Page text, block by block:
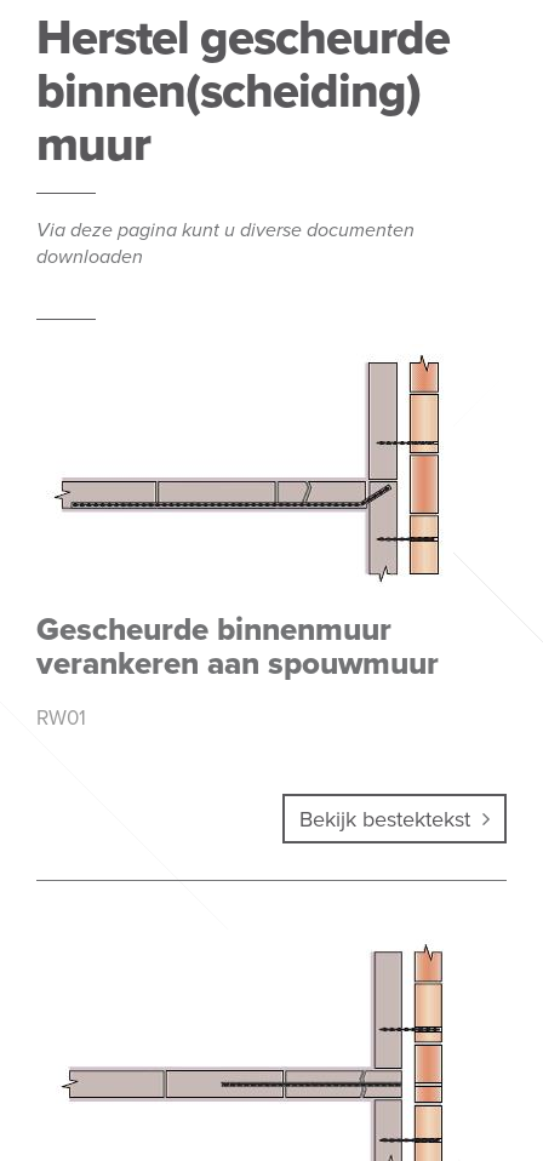
Herstel gescheurde
binnen(scheiding)
muur
Via deze pagina kunt u diverse documenten
downloaden
Gescheurde binnenmuur
verankeren aan spouwmuur
RW01
Bekijk bestektekst